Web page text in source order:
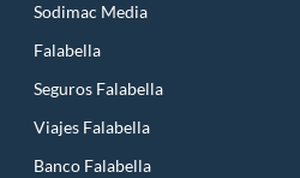
Sodimac Media
Falabella
Seguros Falabella
Viajes Falabella
Banco Falabella